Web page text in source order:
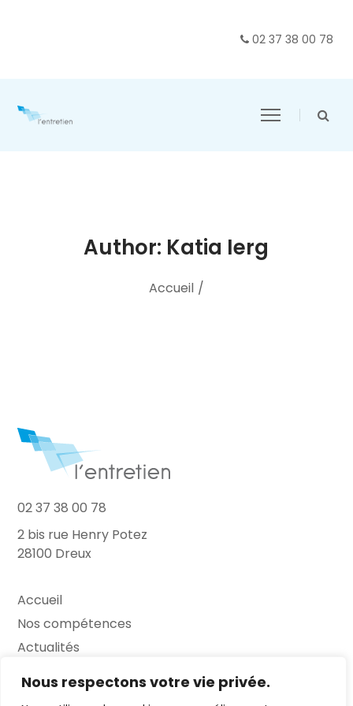
Nous respectons votre vie privée.
02 37 38 00 78
Author: Katia Ierg
Accueil /
02 37 38 00 78
2 bis rue Henry Potez
28100 Dreux
Accueil
Nos compétences
Actualités